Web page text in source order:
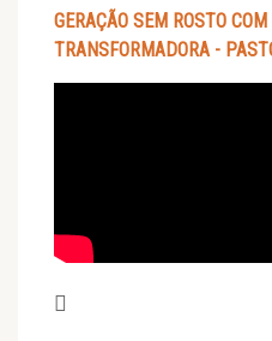
GERAÇÃO SEM ROSTO
TRANSFORMADORA -